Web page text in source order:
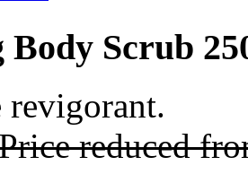
Body Scrub
revigorant.
reduced